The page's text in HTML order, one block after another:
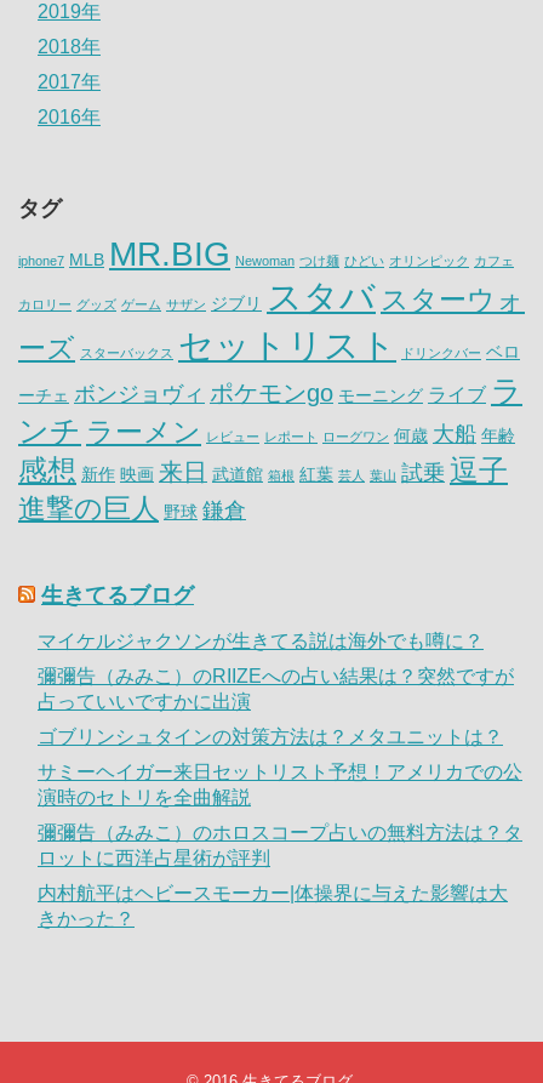
2019年
2018年
2017年
2016年
タグ
iphone7 MLB MR.BIG Newoman つけ麺 ひどい オリンピック カフェ
カロリー グッズ ゲーム サザン ジブリ スタバ スターウォ
ーズ スターバックス セットリスト ドリンクバー ベロ
ーチェ ボンジョヴィ ポケモンgo モーニング ライブ ラ
ンチ ラーメン レビュー レポート ローグワン 何歳 大船 年齢
感想 新作 映画 来日 武道館 箱根 紅葉 芸人 葉山 試乗 逗子
進撃の巨人 野球 鎌倉
生きてるブログ
マイケルジャクソンが生きてる説は海外でも噂に？
彌彌告（みみこ）のRIIZEへの占い結果は？突然ですが
占っていいですかに出演
ゴブリンシュタインの対策方法は？メタユニットは？
サミーヘイガー来日セットリスト予想！アメリカでの公
演時のセトリを全曲解説
彌彌告（みみこ）のホロスコープ占いの無料方法は？タ
ロットに西洋占星術が評判
内村航平はヘビースモーカー|体操界に与えた影響は大
きかった？